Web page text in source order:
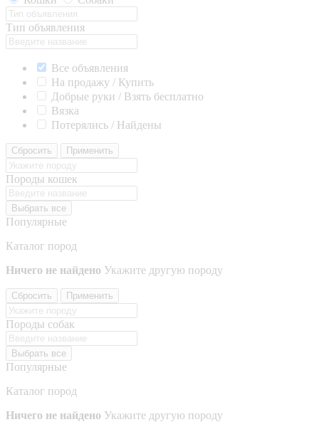
Тип объявления
Все объявления
На продажу / Купить
Добрые руки / Взять бесплатно
Вязка
Потерялись / Найдены
Сбросить Применить
Породы кошек
Выбрать все
Популярные
Каталог пород
Ничего не найдено Укажите другую породу
Сбросить Применить
Породы собак
Выбрать все
Популярные
Каталог пород
Ничего не найдено Укажите другую породу